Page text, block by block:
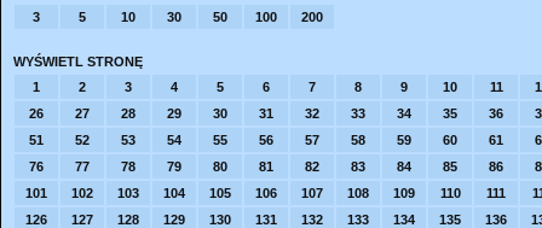
3
5 10 30 50 100 200
WYŚWIETL STRONĘ
1
2 3 4 5 6 7 8 9 10 11
26
27 28 29 30 31 32 33 34 35 36
51
52 53 54 55 56 57 58 59 60 61
76
77 78 79 80 81 82 83 84 85 86
101
102 103 104 105 106 107 108 109 110 111
126
127 128 129 130 131 132 133 134 135 136